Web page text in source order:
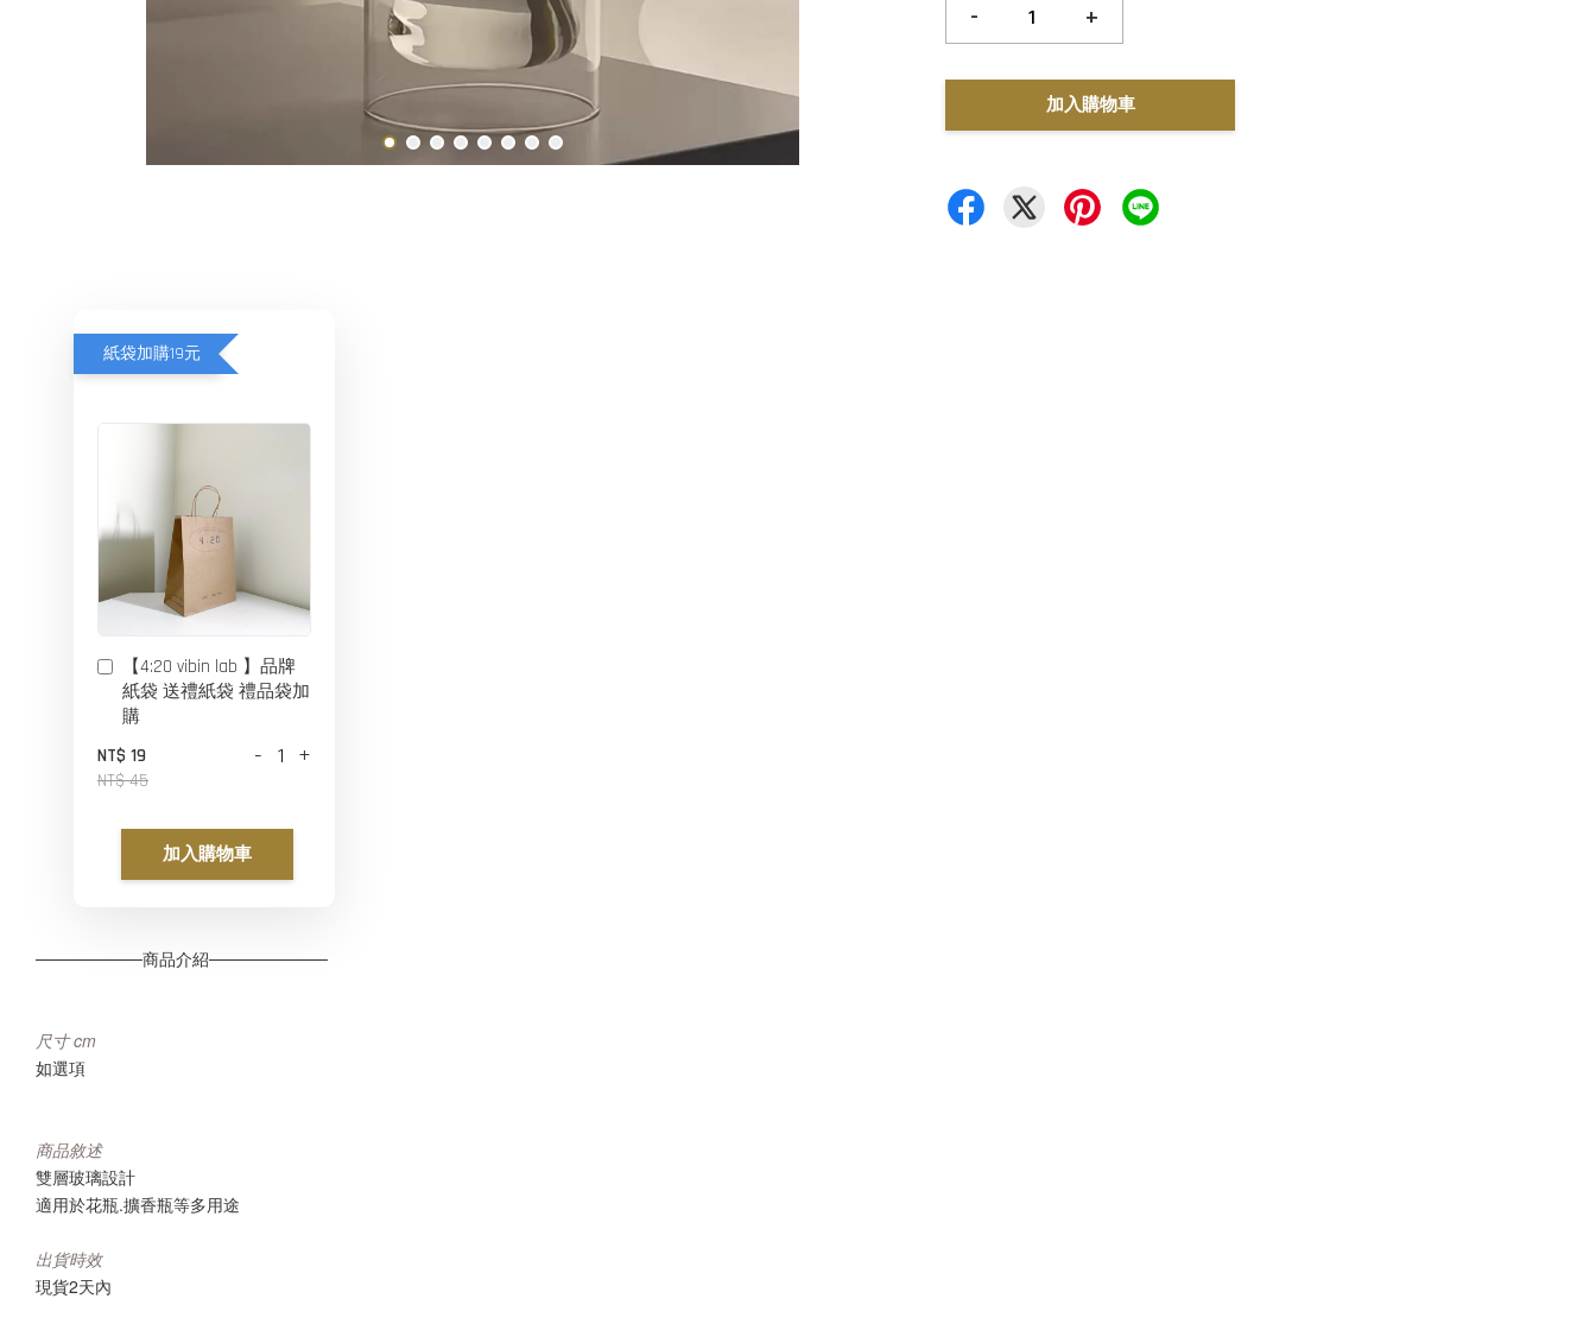
- +
加入購物車
紙袋加購19元
【4:20 vibin lab 】品牌
紙袋 送禮紙袋 禮品袋加
購
NT$ 19
NT$ 45
- +
加入購物車
─────────商品介紹──────────
尺寸 cm
如選項
商品敘述
雙層玻璃設計
適用於花瓶.擴香瓶等多用途
出貨時效
現貨2天內